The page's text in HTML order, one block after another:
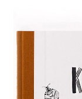
Laden
über uns